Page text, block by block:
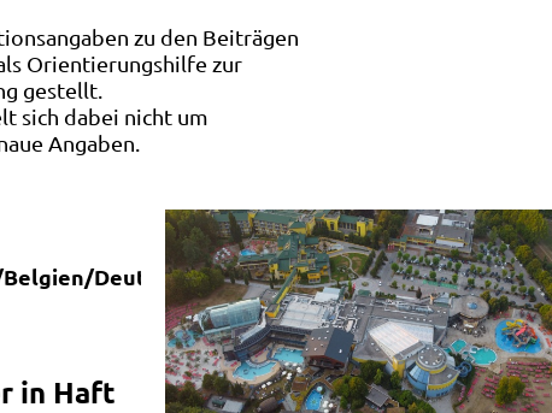
zu den Beiträgen
Orientierungshilfe zur
gestellt.
sich dabei nicht um
Angaben.
Deutschland/Kosovo/Serbien/Spanien
in Haft